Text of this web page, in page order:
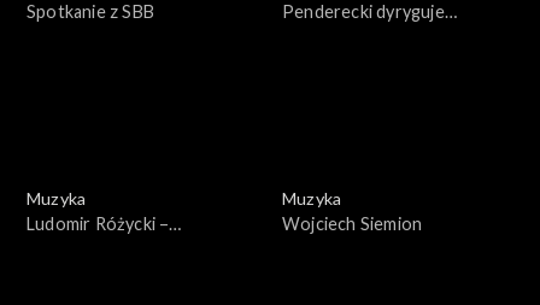
Spotkanie z SBB
Penderecki dyryguje
Muzyka
Ludomir Różycki –
Muzyka
Wojciech Siemion